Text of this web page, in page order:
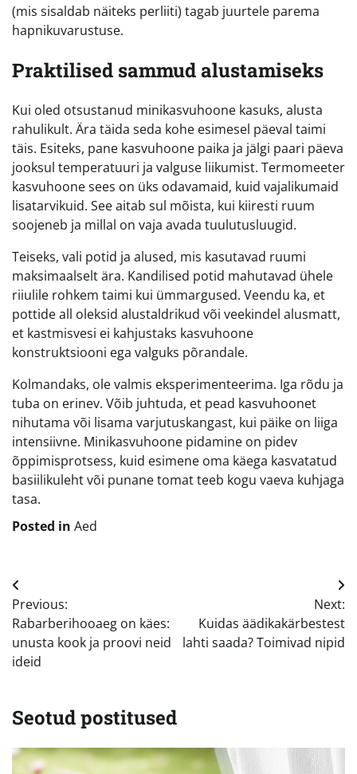
(mis sisaldab näiteks perliiti) tagab juurtele parema
hapnikuvarustuse.
Praktilised sammud alustamiseks
Kui oled otsustanud minikasvuhoone kasuks, alusta
rahulikult. Ära täida seda kohe esimesel päeval taimi
täis. Esiteks, pane kasvuhoone paika ja jälgi paari päeva
jooksul temperatuuri ja valguse liikumist. Termomeeter
kasvuhoone sees on üks odavamaid, kuid vajalikumaid
lisatarvikuid. See aitab sul mõista, kui kiiresti ruum
soojeneb ja millal on vaja avada tuulutusluugid.
Teiseks, vali potid ja alused, mis kasutavad ruumi
maksimaalselt ära. Kandilised potid mahutavad ühele
riiulile rohkem taimi kui ümmargused. Veendu ka, et
pottide all oleksid alustaldrikud või veekindel alusmatt,
et kastmisvesi ei kahjustaks kasvuhoone
konstruktsiooni ega valguks põrandale.
Kolmandaks, ole valmis eksperimenteerima. Iga rõdu ja
tuba on erinev. Võib juhtuda, et pead kasvuhoonet
nihutama või lisama varjutuskangast, kui päike on liiga
intensiivne. Minikasvuhoone pidamine on pidev
õppimisprotsess, kuid esimene oma käega kasvatatud
basiilikuleht või punane tomat teeb kogu vaeva kuhjaga
tasa.
Posted in Aed
Navigeerimine
Previous:
Rabarberihooaeg on käes:
unusta kook ja proovi neid
ideid
Next:
Kuidas äädikakärbestest
lahti saada? Toimivad nipid
Seotud postitused